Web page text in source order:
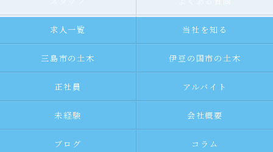
求人一覧 当社を知る
三島市の土木 伊豆の国市の土木
正社員 アルバイト
未経験 会社概要
ブログ コラム